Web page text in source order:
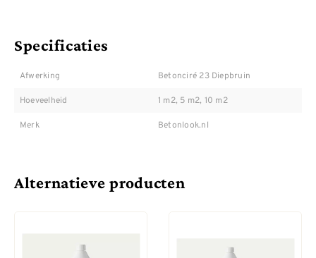
Specificaties
Afwerking Betonciré 23 Diepbruin
Hoeveelheid 1 m2, 5 m2, 10 m2
Merk Betonlook.nl
Alternatieve producten